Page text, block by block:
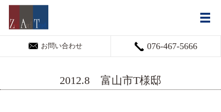
お問い合わせ 076-467-5666
メ
2012.8 富山市T様邸